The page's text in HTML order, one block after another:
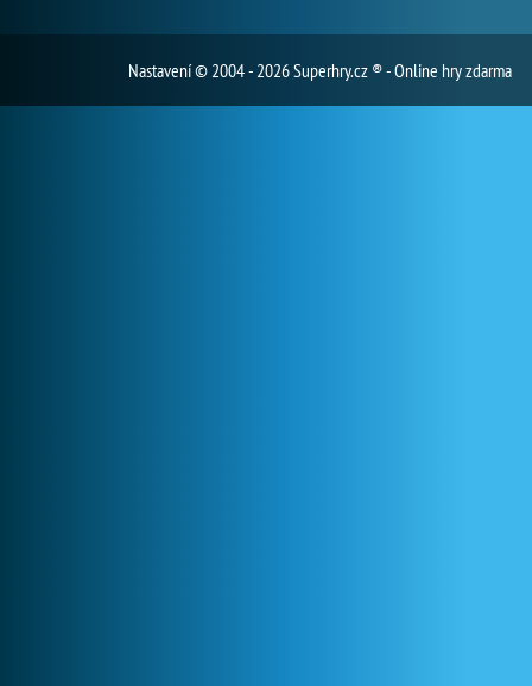
Nastavení© 2004 - 2026 Superhry.cz ® - Online hry zdarma